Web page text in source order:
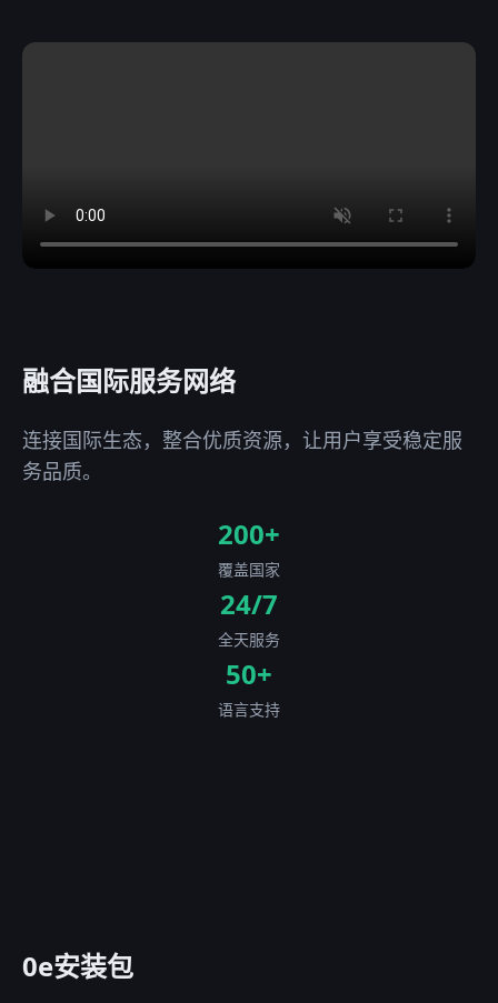
融合国际服务网络
连接国际生态，整合优质资源，让用户享受稳定服
务品质。
200+
覆盖国家
24/7
全天服务
50+
语言支持
0e安装包